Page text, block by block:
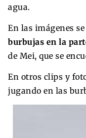
agua.
En las imágenes
burbujas en la
de Mei, que se
En otros clips y
jugando en las